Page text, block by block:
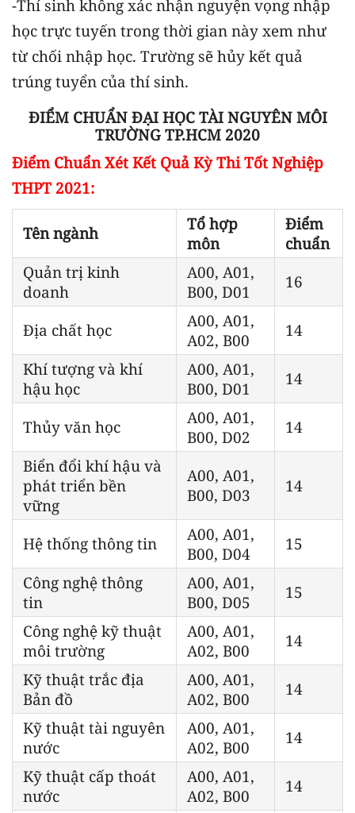
-Thí sinh không xác nhận nguyện vọng nhập
học trực tuyến trong thời gian này xem như
từ chối nhập học. Trường sẽ hủy kết quả
trúng tuyển của thí sinh.
ĐIỂM CHUẨN ĐẠI HỌC TÀI NGUYÊN MÔI
TRƯỜNG TP.HCM 2020
Điểm Chuẩn Xét Kết Quả Kỳ Thi Tốt Nghiệp
THPT 2021:
Tên ngành
Tổ hợp
môn
Điểm
chuẩn
Quản trị kinh
doanh
A00, A01,
B00, D01
16
Địa chất học
A00, A01,
A02, B00
14
Khí tượng và khí
hậu học
A00, A01,
B00, D01
14
Thủy văn học
A00, A01,
B00, D02
14
Biển đổi khí hậu và
phát triển bền
vững
A00, A01,
B00, D03
14
Hệ thống thông tin
A00, A01,
B00, D04
15
Công nghệ thông
tin
A00, A01,
B00, D05
15
Công nghệ kỹ thuật
môi trường
A00, A01,
A02, B00
14
Kỹ thuật trắc địa
Bản đồ
A00, A01,
A02, B00
14
Kỹ thuật tài nguyên
nước
A00, A01,
A02, B00
14
Kỹ thuật cấp thoát
nước
A00, A01,
A02, B00
14